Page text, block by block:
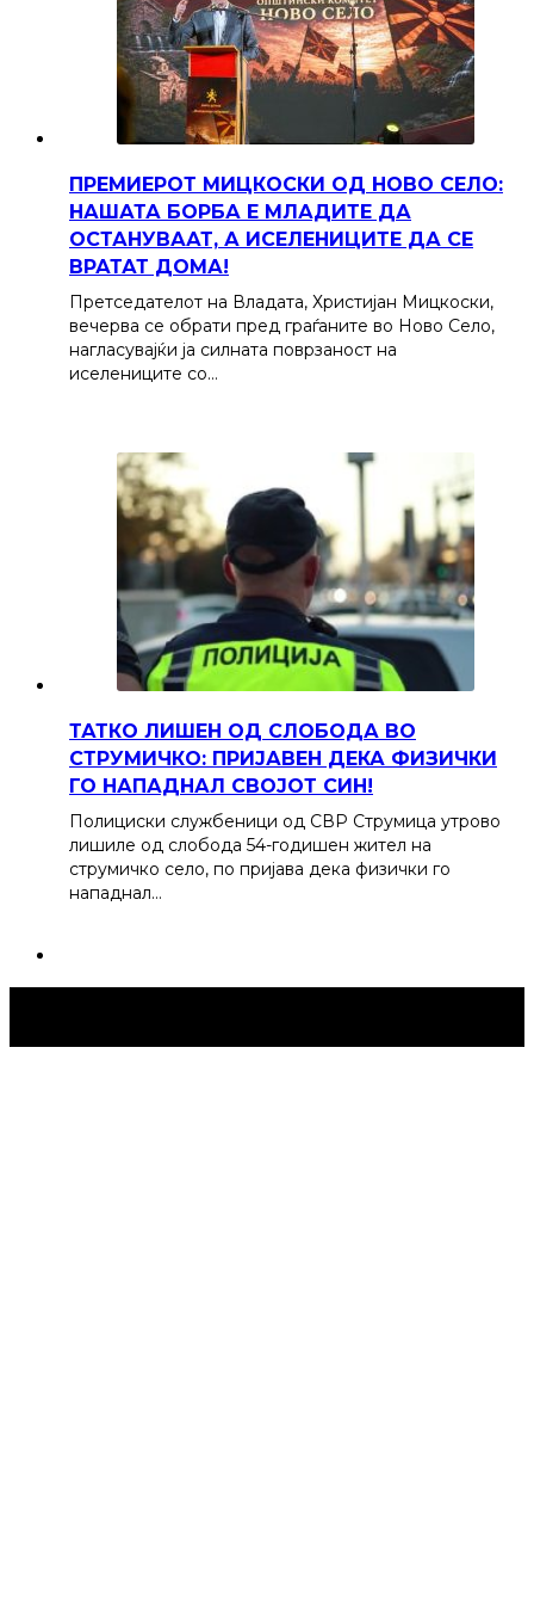
ПРЕМИЕРОТ МИЦКОСКИ ОД НОВО СЕЛО:
НАШАТА БОРБА Е МЛАДИТЕ ДА
ОСТАНУВААТ, А ИСЕЛЕНИЦИТЕ ДА СЕ
ВРАТАТ ДОМА!
Претседателот на Владата, Христијан Мицкоски,
вечерва се обрати пред граѓаните во Ново Село,
нагласувајќи ја силната поврзаност на
иселениците со…
ТАТКО ЛИШЕН ОД СЛОБОДА ВО
СТРУМИЧКО: ПРИЈАВЕН ДЕКА ФИЗИЧКИ
ГО НАПАДНАЛ СВОЈОТ СИН!
Полициски службеници од СВР Струмица утрово
лишиле од слобода 54-годишен жител на
струмичко село, по пријава дека физички го
нападнал…